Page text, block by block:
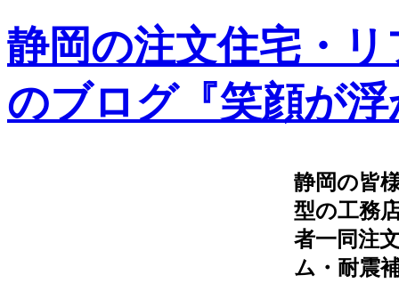
静岡の注文住宅・
のブログ『笑顔が
静岡の皆
型の工務
者一同注
ム・耐震